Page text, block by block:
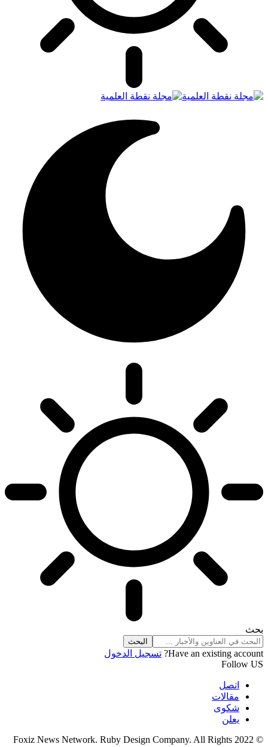
بحث
Have an existing account?
تسجيل الدخول
Follow US
اتصل
مقالات
شكوى
يعلن
© 2022 Foxiz News Network. Ruby Design Company. All Rights